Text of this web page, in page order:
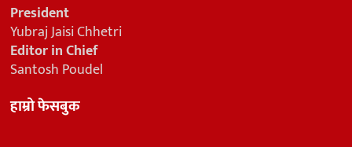
President
Yubraj Jaisi Chhetri
Editor in Chief
Santosh Poudel
हाम्रो फेसबुक